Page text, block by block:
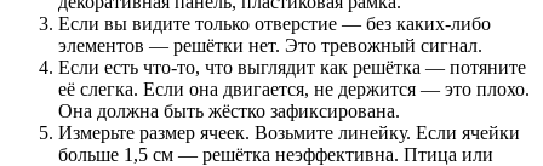
Если вы видите только отверстие — без каких-либо
элементов — решётки нет. Это тревожный сигнал.
Если есть что-то, что выглядит как решётка — потяните
её слегка. Если она двигается, не держится — это плохо.
Она должна быть жёстко зафиксирована.
Измерьте размер ячеек. Возьмите линейку. Если ячейки
больше 1,5 см — решётка неэффективна. Птица или